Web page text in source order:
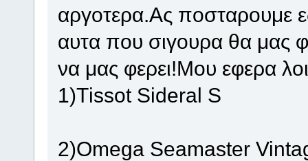
αργοτερα.Ας ποσταρουμε
αυτα που σιγουρα θα μας
να μας φερει!Μου εφερα
1)Τissot Sideral S
2)Οmega Seamaster